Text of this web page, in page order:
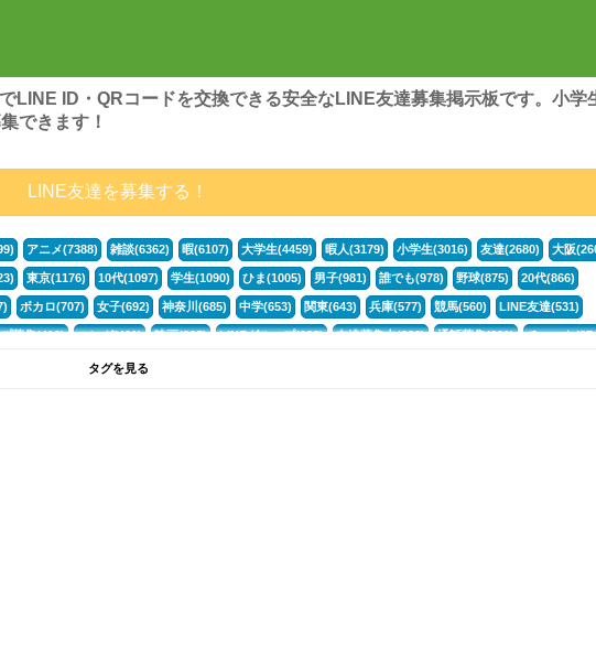
LINE ID・QRコードを交換できる安全なLINE友達募集掲示板です。小学
できます！
LINE友達を募集する！
アニメ(7388) 雑談(6362) 暇(6107) 大学生(4459) 暇人(3179) 小学生(3016) 友達(2680) 大阪
東京(1176) 10代(1097) 学生(1090) ひま(1005) 男子(981) 誰でも(978) 野球(875) 20代(866)
ボカロ(707) 女子(692) 神奈川(685) 中学(653) 関東(643) 兵庫(577) 競馬(560) LINE友達(531)
募集(412) マンガ(401) 映画(395) LINEグループ(388) 友達募集中(382) 通話募集(381) チャット
フォートナイト(320)
タグを見る